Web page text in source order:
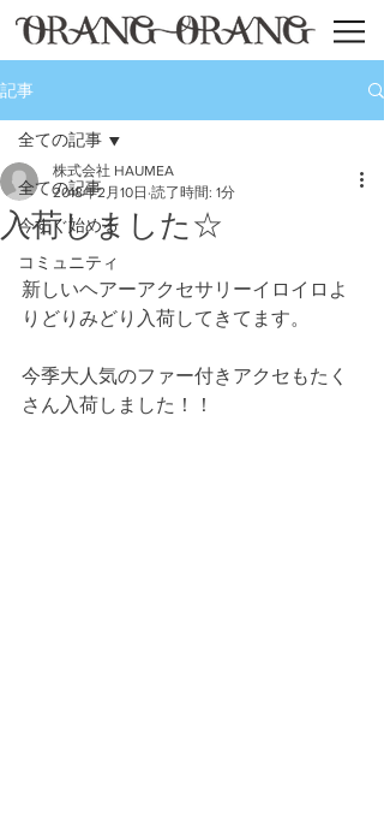
記事
全ての記事
今すぐ始める
コミュニティ
全ての記事
入荷しました☆
株式会社 HAUMEA
2018年2月10日 読了時間: 1分
新しいヘアーアクセサリーイロイロよ
りどりみどり入荷してきてます。
今季大人気のファー付きアクセもたく
さん入荷しました！！